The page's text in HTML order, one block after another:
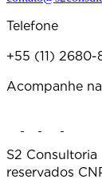
Telefone
+55 (11) 2680-
Acompanhe
S2
reservados